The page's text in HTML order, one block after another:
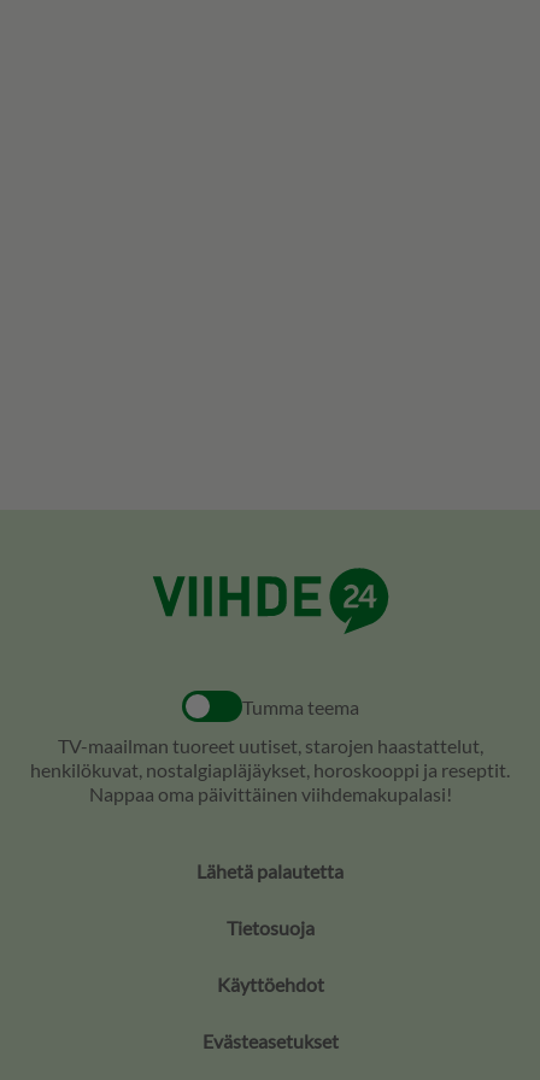
Tumma teema
TV-maailman tuoreet uutiset, starojen haastattelut,
henkilökuvat, nostalgiapläjäykset, horoskooppi ja reseptit.
Nappaa oma päivittäinen viihdemakupalasi!
Lähetä palautetta
Tietosuoja
Käyttöehdot
Evästeasetukset